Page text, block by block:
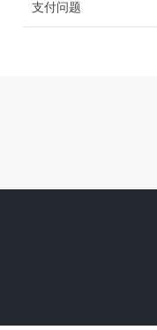
支付问题